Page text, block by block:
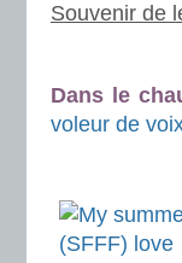
Souvenir de
Dans le
voleur de